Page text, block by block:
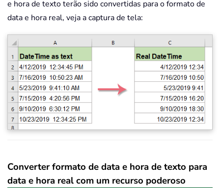
e hora de texto terão sido convertidas para o formato de
data e hora real, veja a captura de tela:
Converter formato de data e hora de texto para
data e hora real com um recurso poderoso